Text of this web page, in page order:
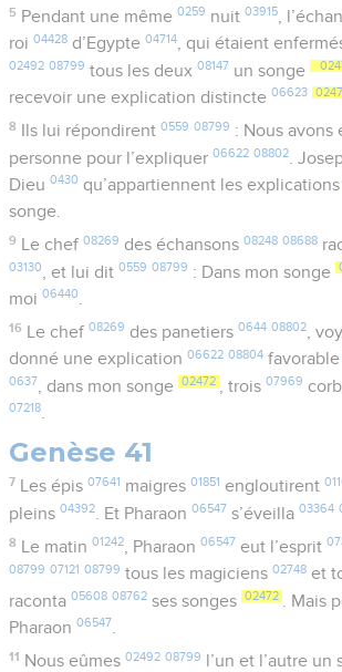
5 Pendant une même 0259 nuit 03915,
roi04428 d’Egypte04714, qui étaient
02492 08799 tous les deux08147 un songe
recevoir une explication distincte06623
8 Ils lui répondirent 0559 08799 : Nous avons
personne pour l’expliquer06622 08802 .
Dieu0430 qu’appartiennent les
songe.
9 Le chef 08269 des échansons 08248 08688
03130 , et lui dit0559 08799 : Dans mon songe
moi06440
16 Le chef 08269 des panetiers 0644 08802,
donné une explication06622 08804
0637 , dans mon songe 02472 , trois07969
07218.
Genèse 41
7 Les épis 07641 maigres 01851 engloutirent
pleins04392 . Et Pharaon06547 s’éveilla03364
8 Le matin 01242, Pharaon 06547 eut l’esprit
08799 07121 08799 tous les magiciens02748 et
raconta05608 08762 ses songes 02472 . Mais
Pharaon06547.
11 Nous eûmes 02492 08799 l’un et l’autre un